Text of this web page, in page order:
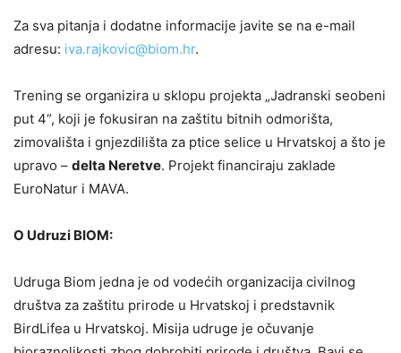
Za sva pitanja i dodatne informacije javite se na e-mail
adresu: iva.rajkovic@biom.hr.
Trening se organizira u sklopu projekta „Jadranski seobeni
put 4“, koji je fokusiran na zaštitu bitnih odmorišta,
zimovališta i gnjezdilišta za ptice selice u Hrvatskoj a što je
upravo – delta Neretve. Projekt financiraju zaklade
EuroNatur i MAVA.
O Udruzi BIOM:
Udruga Biom jedna je od vodećih organizacija civilnog
društva za zaštitu prirode u Hrvatskoj i predstavnik
BirdLifea u Hrvatskoj. Misija udruge je očuvanje